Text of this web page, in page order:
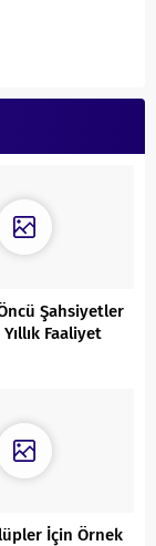
Şahsiyetler
Faaliyet
İçin Örnek